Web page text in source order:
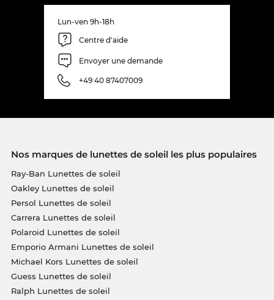
Lun-ven 9h-18h
Centre d'aide
Envoyer une demande
+49 40 87407009
Nos marques de lunettes de soleil les plus populaires
Ray-Ban Lunettes de soleil
Oakley Lunettes de soleil
Persol Lunettes de soleil
Carrera Lunettes de soleil
Polaroid Lunettes de soleil
Emporio Armani Lunettes de soleil
Michael Kors Lunettes de soleil
Guess Lunettes de soleil
Ralph Lunettes de soleil